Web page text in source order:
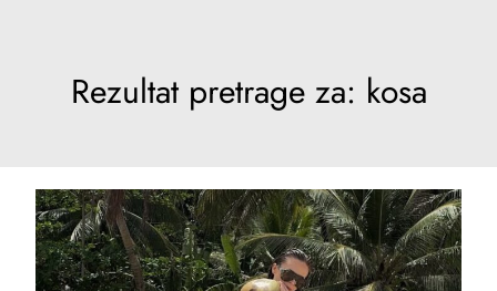
Rezultat pretrage za: kosa